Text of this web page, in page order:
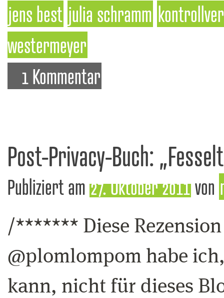
jens best julia schramm
westermeyer
1 Kommentar
Post-Privacy-Buch:
Publiziert am 27. Oktober 2011von
/******* Diese Rezension
@plomlompom habe
kann, nicht für dieses